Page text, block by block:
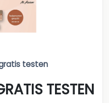
gratis testen
TESTEN